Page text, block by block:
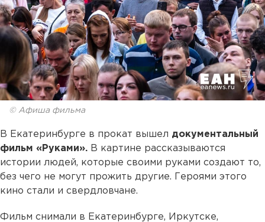
© Афиша фильма
В Екатеринбурге в прокат вышел документальный
фильм «Руками». В картине рассказываются
истории людей, которые своими руками создают то,
без чего не могут прожить другие. Героями этого
кино стали и свердловчане.
Фильм снимали в Екатеринбурге, Иркутске,